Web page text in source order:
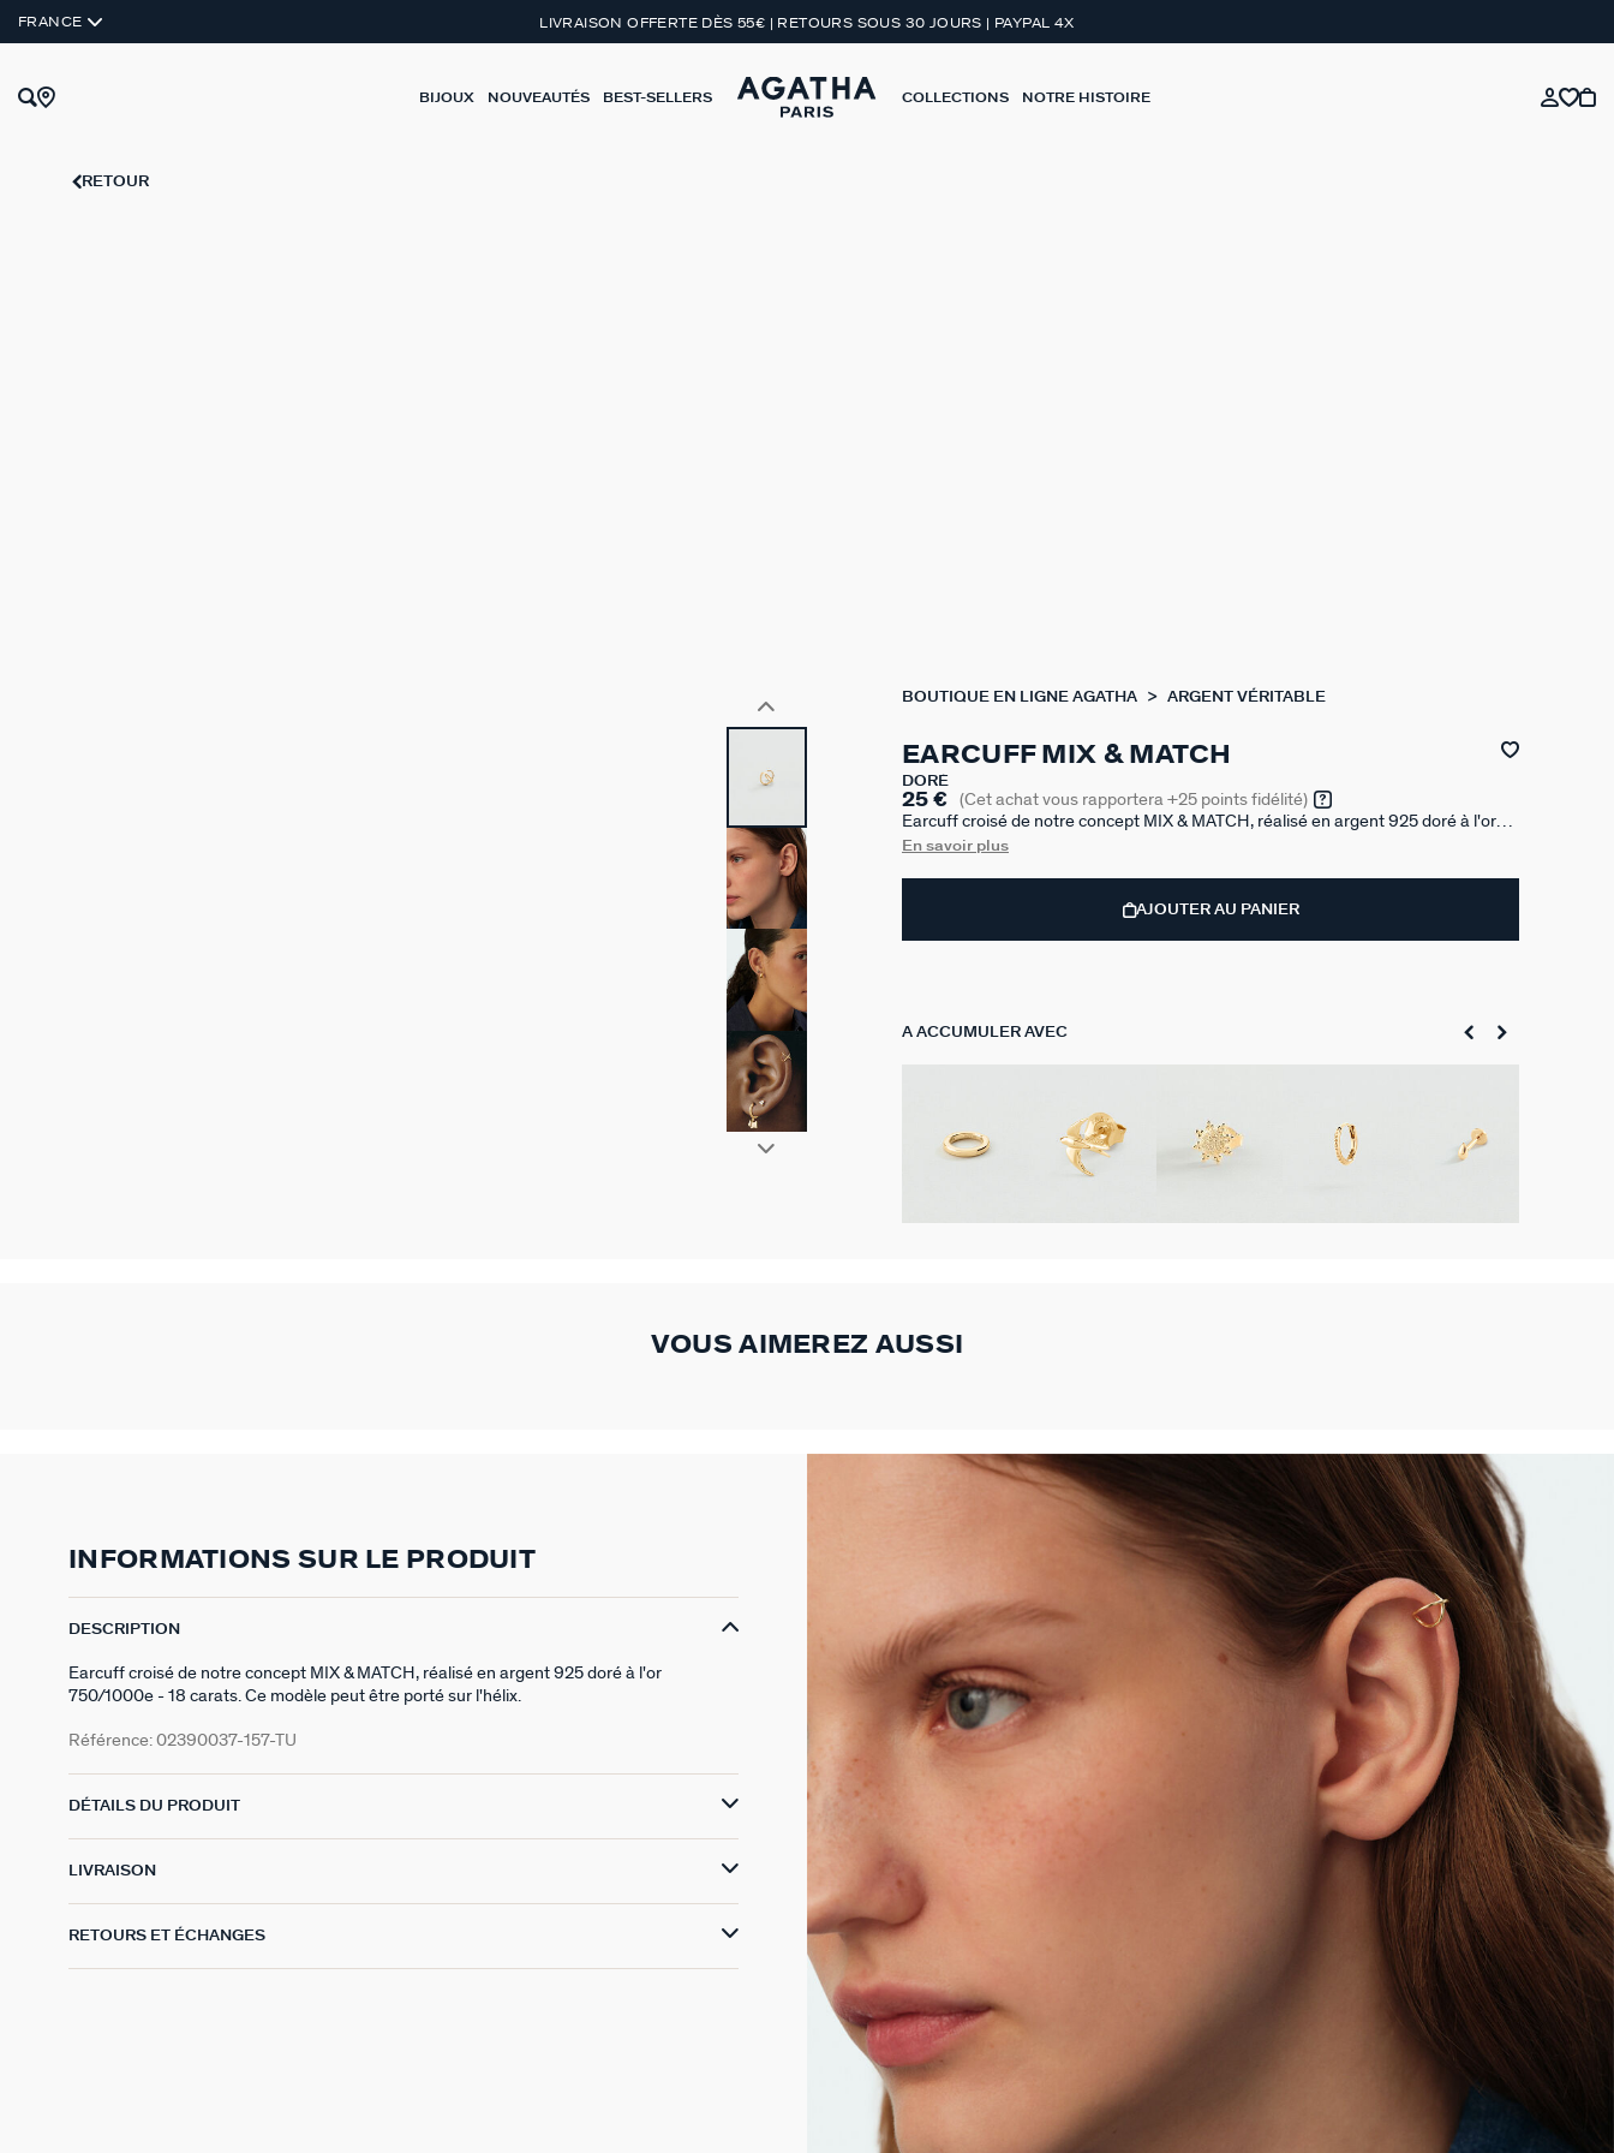
FRANCE LIVRAISON OFFERTE DÈS 55€ | RETOURS SOUS 30 JOURS | PAYPAL 4X
BIJOUX NOUVEAUTÉS BEST-SELLERS COLLECTIONS NOTRE HISTOIRE
RETOUR
BOUTIQUE EN LIGNE AGATHA ARGENT VÉRITABLE
EARCUFF MIX & MATCH
DORÉ
25 € (Cet achat vous rapportera +25 points fidélité)
Earcuff croisé de notre concept MIX & MATCH, réalisé en argent 925 doré à l'or
750/1000e - 18 carats. Ce modèle peut être porté sur l'hélix.
En savoir plus
AJOUTER AU PANIER
A ACCUMULER AVEC
VOUS AIMEREZ AUSSI
INFORMATIONS SUR LE PRODUIT
DESCRIPTION
Earcuff croisé de notre concept MIX & MATCH, réalisé en argent 925 doré à l'or
750/1000e - 18 carats. Ce modèle peut être porté sur l'hélix.
Référence: 02390037-157-TU
DÉTAILS DU PRODUIT
LIVRAISON
RETOURS ET ÉCHANGES